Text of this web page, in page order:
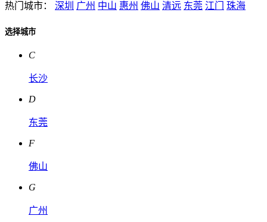
热门城市： 深圳 广州 中山 惠州 佛山 清远 东莞 江门 珠海
选择城市
C
长沙
D
东莞
F
佛山
G
广州